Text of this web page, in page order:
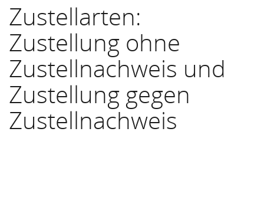
Zustellarten:
Zustellung ohne
Zustellnachweis und
Zustellung gegen
Zustellnachweis